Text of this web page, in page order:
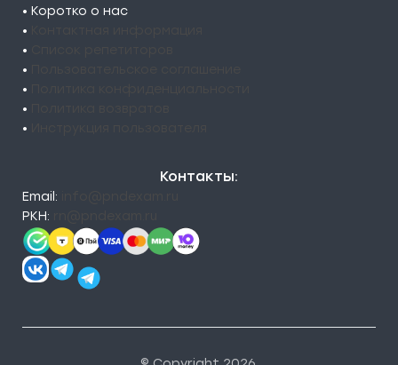
• Коротко о нас
•
•
•
•
•
•
Контакты:
Email:
РКН: